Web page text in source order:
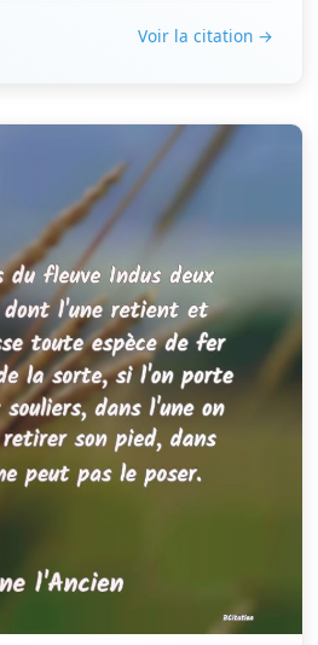
Voir la citation →